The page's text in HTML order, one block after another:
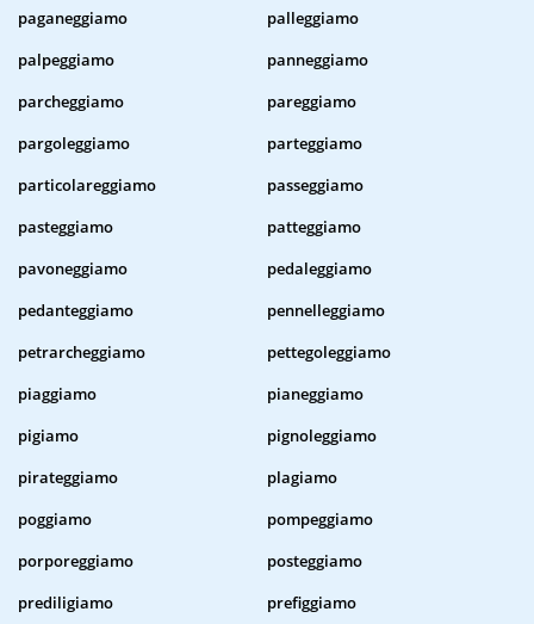
paganeggiamo
palleggiamo
palpeggiamo
panneggiamo
parcheggiamo
pareggiamo
pargoleggiamo
parteggiamo
particolareggiamo
passeggiamo
pasteggiamo
patteggiamo
pavoneggiamo
pedaleggiamo
pedanteggiamo
pennelleggiamo
petrarcheggiamo
pettegoleggiamo
piaggiamo
pianeggiamo
pigiamo
pignoleggiamo
pirateggiamo
plagiamo
poggiamo
pompeggiamo
porporeggiamo
posteggiamo
prediligiamo
prefiggiamo